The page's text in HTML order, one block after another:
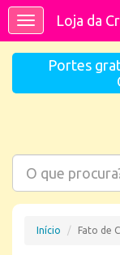
ToggleLoja da
Portes
Início Fato de